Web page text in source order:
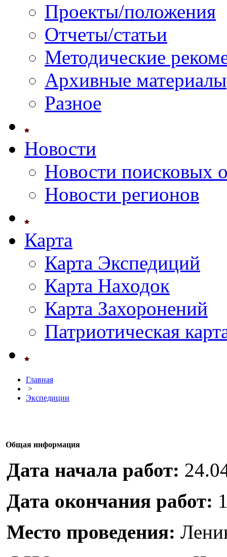
Проекты/положения
Отчеты/статьи
Методические
Архивные материалы
Разное
Новости
Новости поисковых
Новости регионов
Карта
Карта Экспедиций
Карта Находок
Карта Захоронений
Патриотическая
Главная
>
Экспедиции
Общая информация
Дата начала работ:
Дата окончания работ:
Место проведения: